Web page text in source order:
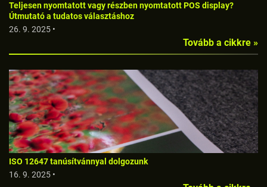
Teljesen nyomtatott vagy részben nyomtatott POS display?
Útmutató a tudatos választáshoz
26. 9. 2025 •
Tovább a cikkre »
ISO 12647 tanúsítvánnyal dolgozunk
16. 9. 2025 •